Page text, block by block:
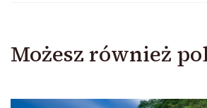
Możesz również